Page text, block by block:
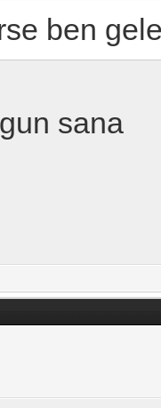
ben
sana